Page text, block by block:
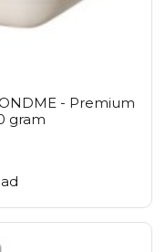
- Premium
gram